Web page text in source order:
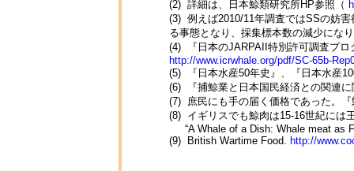
(2) 詳細は、日本鯨類研究所HP参照（
(3) 例えば2010/11年調査ではSSの妨
る事態となり、採集標本数の減少にな
(4) 『日本のJARPAII特別許可調査プロ
http://www.icrwhale.org/pdf/SC-65b-
(5) 『日本水産50年史』、『日本水産
(6) 『捕鯨業と日本国民経済との関連
(7) 庶民にも手の届く価格であった。
(8) イギリスでも鯨肉は15-16世紀には
“A Whale of a Dish: Whale meat as
(9) British Wartime Food.
http://